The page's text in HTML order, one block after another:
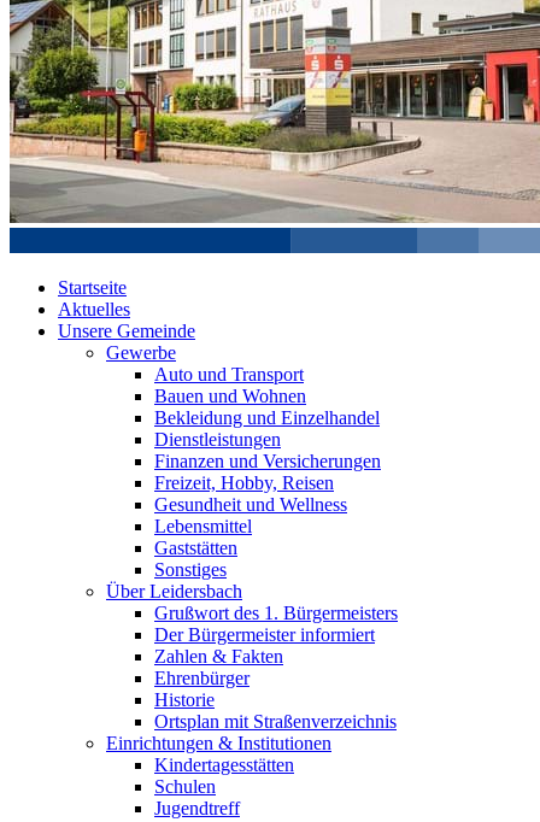
Startseite
Aktuelles
Unsere Gemeinde
Gewerbe
Auto und Transport
Bauen und Wohnen
Bekleidung und Einzelhandel
Dienstleistungen
Finanzen und Versicherungen
Freizeit, Hobby, Reisen
Gesundheit und Wellness
Lebensmittel
Gaststätten
Sonstiges
Über Leidersbach
Grußwort des 1. Bürgermeisters
Der Bürgermeister informiert
Zahlen & Fakten
Ehrenbürger
Historie
Ortsplan mit Straßenverzeichnis
Einrichtungen & Institutionen
Kindertagesstätten
Schulen
Jugendtreff